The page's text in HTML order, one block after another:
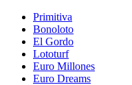
Primitiva
Bonoloto
El Gordo
Lototurf
Euro Millones
Euro Dreams